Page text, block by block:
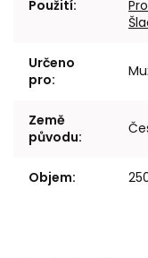
Použití:
Určeno
pro:
Země
původu:
Objem: